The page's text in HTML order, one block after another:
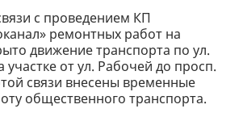
с проведением КП
ремонтных работ на
движение транспорта по ул.
от ул. Рабочей до просп.
связи внесены временные
общественного транспорта.